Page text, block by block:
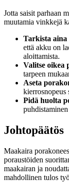
Jotta saisit parhaan
muutamia vinkkejä
Tarkista aina
että akku on
aloittamista.
Valitse oikea
tarpeen
Aseta
kierrosnopeus
Pidä huolta
Johtopäätös
Maakaira
poraustöiden
maakairan ja
mahdollinen tulos